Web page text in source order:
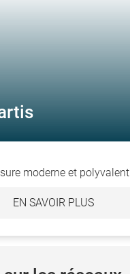
moderne et polyvalent
EN SAVOIR PLUS